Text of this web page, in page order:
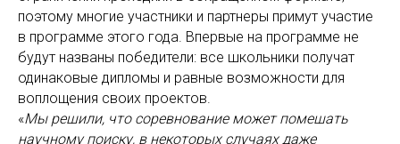
поэтому многие участники и партнеры примут участие
в программе этого года. Впервые на программе не
будут названы победители: все школьники получат
одинаковые дипломы и равные возможности для
воплощения своих проектов.
«Мы решили, что соревнование может помешать
научному поиску, в некоторых случаях даже